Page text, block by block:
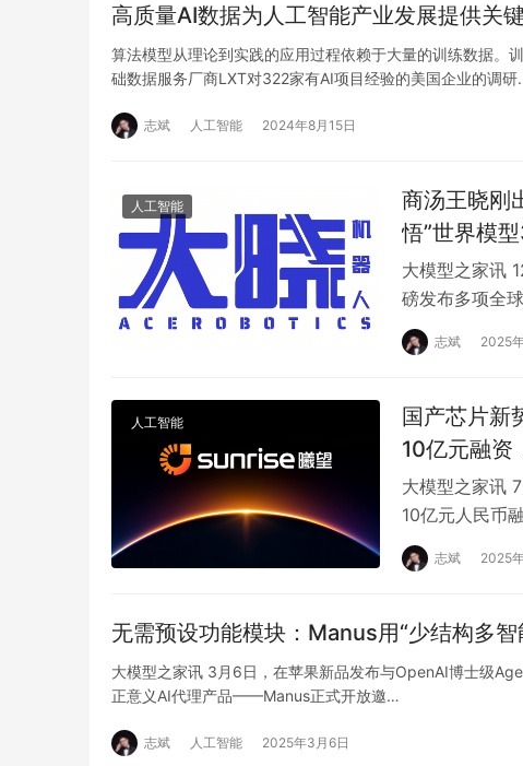
高质量AI数据为人工智能产业发展提供关
算法模型从理论到实践的应用过程依赖于大量的训练数据。
础数据服务厂商LXT对322家有AI项目经验的美国企业的调
志斌 人工智能 2024年8月15日
人工智能
商汤王晓刚
悟”世界模
大模型之家讯
磅发布多项全
用的“开悟”世
志斌 2025
人工智能
国产芯片新
10亿元融资
大模型之家讯
10亿元人民币
亮相意味着中
志斌 2025
无需预设功能模块：Manus用“少结构多
大模型之家讯 3月6日，在苹果新品发布与OpenAI博士级
正意义AI代理产品——Manus正式开放邀…
志斌 人工智能 2025年3月6日